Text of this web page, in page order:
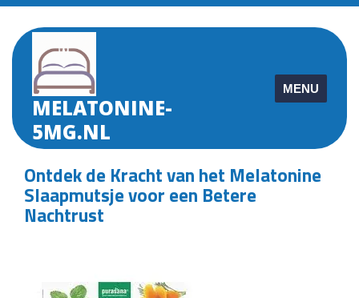
Skip
content
MELATONINE-
5MG.NL
MENU
Ontdek de Kracht van het Melatonine
Slaapmutsje voor een Betere
Nachtrust